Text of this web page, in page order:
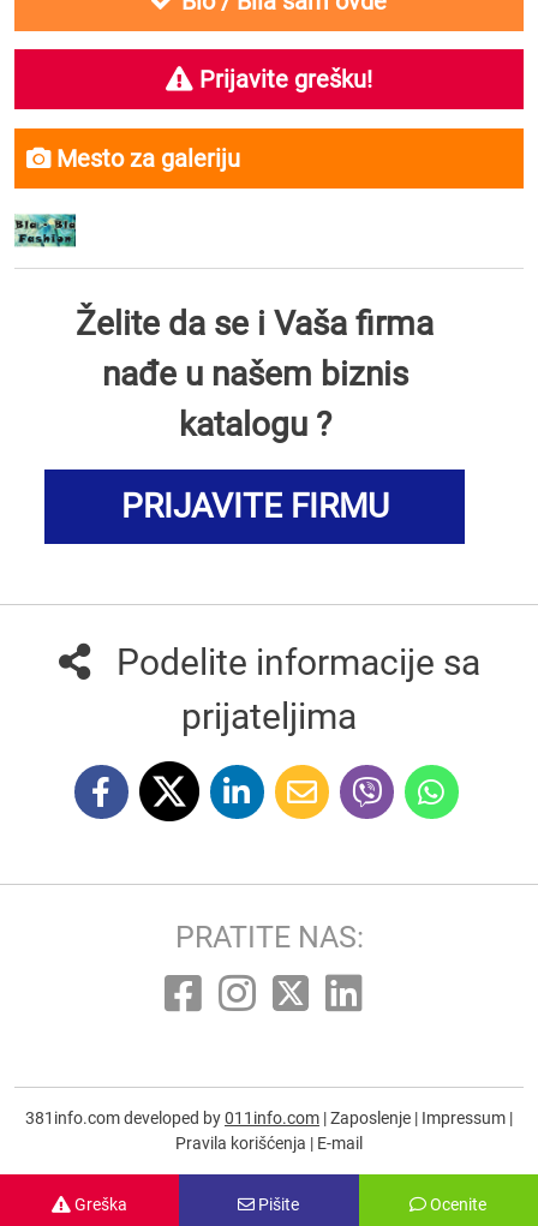
Prijavite grešku!
Mesto za galeriju
Želite da se i Vaša firma
nađe u našem biznis
katalogu ?
PRIJAVITE FIRMU
Greška Pišite Ocenite
Podelite informacije sa
prijateljima
PRATITE NAS:
381info.com developed by011info.com |Zaposlenje | Impressum |
Pravila korišćenja | E-mail